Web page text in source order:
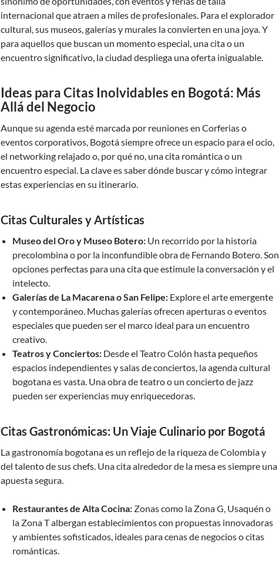
internacional que atraen a miles de profesionales. Para el explorador
cultural, sus museos, galerías y murales la convierten en una joya. Y
para aquellos que buscan un momento especial, una cita o un
encuentro significativo, la ciudad despliega una oferta inigualable.
Ideas para Citas Inolvidables en Bogotá: Más
Allá del Negocio
Aunque su agenda esté marcada por reuniones en Corferias o
eventos corporativos, Bogotá siempre ofrece un espacio para el ocio,
el networking relajado o, por qué no, una cita romántica o un
encuentro especial. La clave es saber dónde buscar y cómo integrar
estas experiencias en su itinerario.
Citas Culturales y Artísticas
Museo del Oro y Museo Botero: Un recorrido por la historia
precolombina o por la inconfundible obra de Fernando Botero. Son
opciones perfectas para una cita que estimule la conversación y el
intelecto.
Galerías de La Macarena o San Felipe: Explore el arte emergente
y contemporáneo. Muchas galerías ofrecen aperturas o eventos
especiales que pueden ser el marco ideal para un encuentro
creativo.
Teatros y Conciertos: Desde el Teatro Colón hasta pequeños
espacios independientes y salas de conciertos, la agenda cultural
bogotana es vasta. Una obra de teatro o un concierto de jazz
pueden ser experiencias muy enriquecedoras.
Citas Gastronómicas: Un Viaje Culinario por Bogotá
La gastronomía bogotana es un reflejo de la riqueza de Colombia y
del talento de sus chefs. Una cita alrededor de la mesa es siempre una
apuesta segura.
Restaurantes de Alta Cocina: Zonas como la Zona G, Usaquén o
la Zona T albergan establecimientos con propuestas innovadoras
y ambientes sofisticados, ideales para cenas de negocios o citas
románticas.